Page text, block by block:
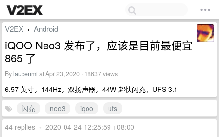
V2EX › Android
iQOO Neo3 发布了，应该是目前最便宜
865 了
By laucenmi at Apr 23, 2020 · 18637 views
6.57 英寸，144Hz，双扬声器，44W 超快闪充，UFS 3.1
闪充
neo3 iqoo
ufs
44 replies • 2020-04-24 12:25:59 +08:00